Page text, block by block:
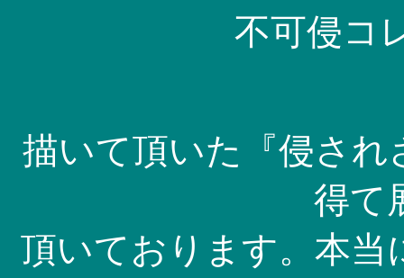
不可侵コ
描いて頂いた『侵され
得て
頂いております。本当